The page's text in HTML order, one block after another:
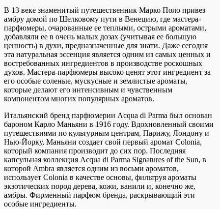
В 13 веке знаменитый путешественник Марко Поло привез
амбру домой по Шелковому пути в Венецию, где мастера-
парфюмеры, очарованные ее теплыми, острыми ароматами,
добавляли ее в очень малых дозах (учитывая ее большую
ценность) в духи, предназначенные для знати. Даже сегодня
эта натуральная эссенция является одним из самых ценных и
востребованных ингредиентов в производстве роскошных
духов. Мастера-парфюмеры высоко ценят этот ингредиент за
его особые соленые, мускусные и землистые ароматы,
которые делают его интенсивным и чувственным
компонентом многих популярных ароматов.
Итальянский бренд парфюмерии Acqua di Parma был основан
бароном Карло Маньяни в 1916 году. Вдохновленный своими
путешествиями по культурным центрам, Парижу, Лондону и
Нью-Йорку, Маньяни создает свой первый аромат Colonia,
который компания производит до сих пор. Последняя
капсульная коллекция Acqua di Parma Signatures of the Sun, в
которой Ambra является одним из восьми ароматов,
использует Colonia в качестве основы, фильтруя ароматы
экзотических пород дерева, кожи, ванили и, конечно же,
амбры. Фирменный парфюм бренда, раскрывающий эти
особые ингредиенты.